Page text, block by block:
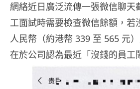
網絡近日廣泛流傳一張微信聊天
工面試時需要檢查微信餘額，若
人民幣（約港幣 339 至 565 元
在於公司認為最近「沒錢的員工